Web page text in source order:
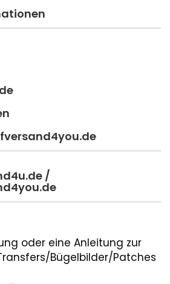
/
oder eine Anleitung zur
Bügelbilder/Patches